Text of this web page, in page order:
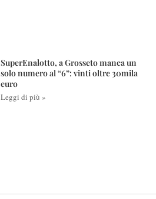
SuperEnalotto, a Grosseto manca un
solo numero al “6”: vinti oltre 30mila
euro
Leggi di più »